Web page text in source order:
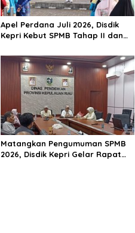
Apel Perdana Juli 2026, Disdik
Kepri Kebut SPMB Tahap II dan
Matangkan Pengumuman SPMB
2026, Disdik Kepri Gelar Rapat